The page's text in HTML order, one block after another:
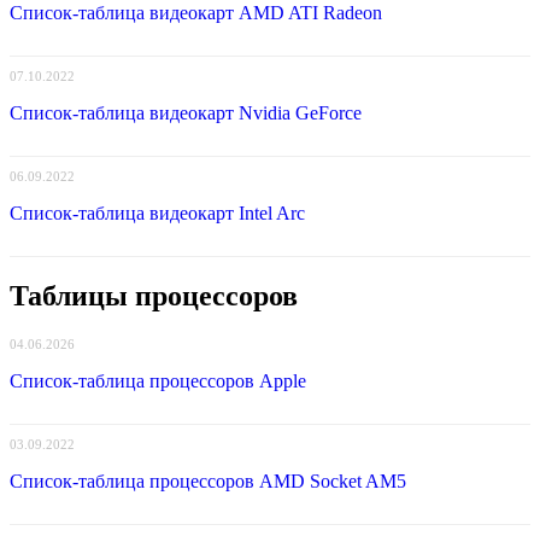
Список-таблица видеокарт AMD ATI Radeon
07.10.2022
Список-таблица видеокарт Nvidia GeForce
06.09.2022
Список-таблица видеокарт Intel Arc
Таблицы процессоров
04.06.2026
Список-таблица процессоров Apple
03.09.2022
Список-таблица процессоров AMD Socket AM5